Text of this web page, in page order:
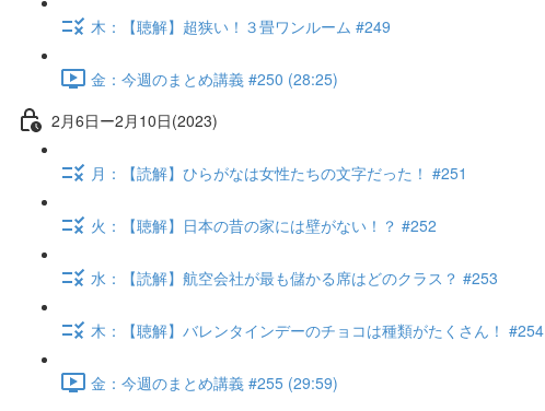
木：【聴解】超狭い！３畳ワンルーム #249
金：今週のまとめ講義 #250 (28:25)
2月6日ー2月10日(2023)
月：【読解】ひらがなは女性たちの文字だった！ #251
火：【聴解】日本の昔の家には壁がない！？ #252
水：【読解】航空会社が最も儲かる席はどのクラス？ #253
木：【聴解】バレンタインデーのチョコは種類がたくさん！ #254
金：今週のまとめ講義 #255 (29:59)